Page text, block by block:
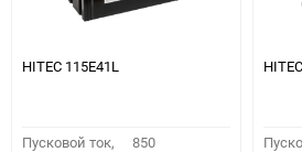
HITEC 115E41L
Пусковой ток, 850